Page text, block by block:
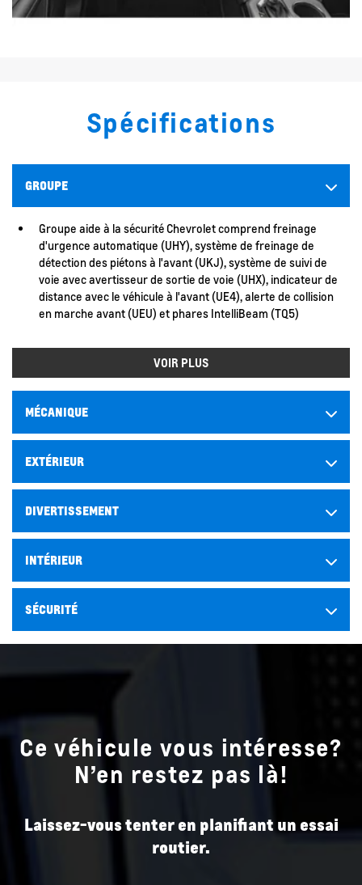
Spécifications
GROUPE
Groupe aide à la sécurité Chevrolet comprend freinage
d'urgence automatique (UHY), système de freinage de
détection des piétons à l'avant (UKJ), système de suivi de
voie avec avertisseur de sortie de voie (UHX), indicateur de
distance avec le véhicule à l'avant (UE4), alerte de collision
en marche avant (UEU) et phares IntelliBeam (TQ5)
VOIR PLUS
MÉCANIQUE
EXTÉRIEUR
DIVERTISSEMENT
INTÉRIEUR
SÉCURITÉ
Ce véhicule vous intéresse?
N’en restez pas là!
Laissez-vous tenter en planifiant un essai
routier.